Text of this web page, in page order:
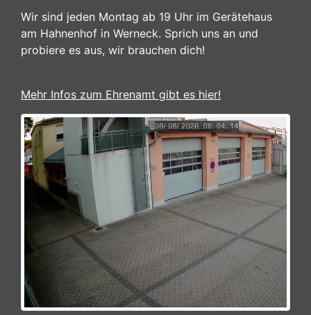
Wir sind jeden Montag ab 19 Uhr im Gerätehaus
am Hahnenhof in Werneck. Sprich uns an und
probiere es aus, wir brauchen dich!
Mehr Infos zum Ehrenamt gibt es hier!